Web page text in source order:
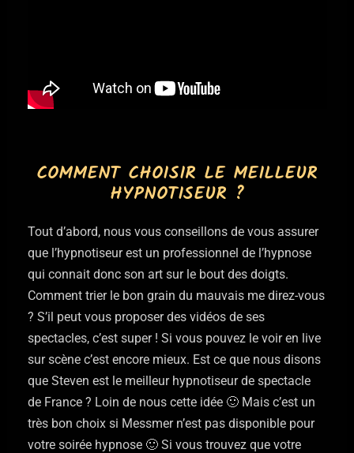
COMMENT CHOISIR LE MEILLEUR
HYPNOTISEUR ?
Tout d’abord, nous vous conseillons de vous assurer
que l’hypnotiseur est un professionnel de l’hypnose
qui connait donc son art sur le bout des doigts.
Comment trier le bon grain du mauvais me direz-vous
? S’il peut vous proposer des vidéos de ses
spectacles, c’est super ! Si vous pouvez le voir en live
sur scène c’est encore mieux. Est ce que nous disons
que Steven est le meilleur hypnotiseur de spectacle
de France ? Loin de nous cette idée 🙂 Mais c’est un
très bon choix si Messmer n’est pas disponible pour
votre soirée hypnose 🙂 Si vous trouvez que votre